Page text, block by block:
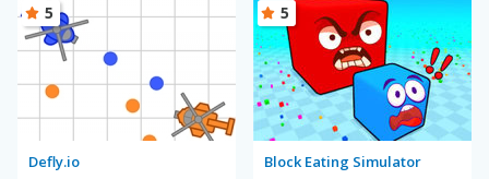
Defly.io
5
Block Eating Simulator
5